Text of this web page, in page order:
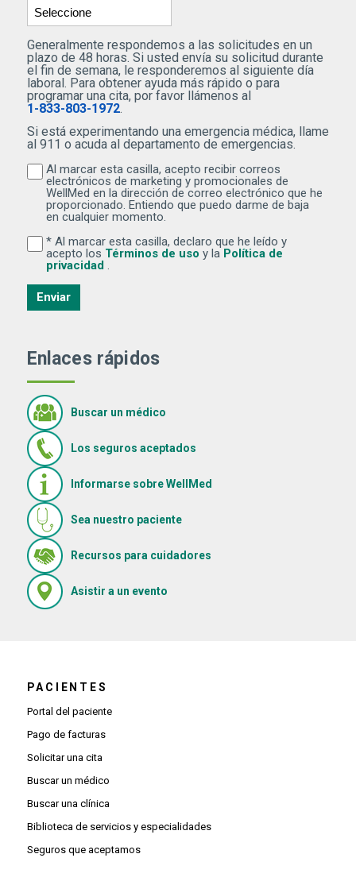
Generalmente respondemos a las solicitudes en un
plazo de 48 horas. Si usted envía su solicitud durante
el fin de semana, le responderemos al siguiente día
laboral. Para obtener ayuda más rápido o para
programar una cita, por favor llámenos al
1-833-803-1972.
Si está experimentando una emergencia médica, llame
al 911 o acuda al departamento de emergencias.
Al marcar esta casilla, acepto recibir correos
Al marcar esta casilla, acepto recibir correos
electrónicos de marketing y promocionales de
WellMed en la dirección de correo electrónico que he
proporcionado. Entiendo que puedo darme de baja
en cualquier momento.
Al marcar esta casilla, declaro que he leído y acepto
* Al marcar esta casilla, declaro que he leído y
acepto los Términos de uso (Se abre una ventana
y la Política de
privacidad
(Se abre una ventana nueva)
.
Enviar
Enlaces rápidos
Buscar un médico
Los seguros aceptados
Informarse sobre WellMed
Sea nuestro paciente
Recursos para cuidadores(Se abre en una ventana
Asistir a un evento(Se abre en una ventana nueva)
PACIENTES
Portal del paciente
Pago de facturas
Solicitar una cita
Buscar un médico
Buscar una clínica
Biblioteca de servicios y especialidades
Seguros que aceptamos